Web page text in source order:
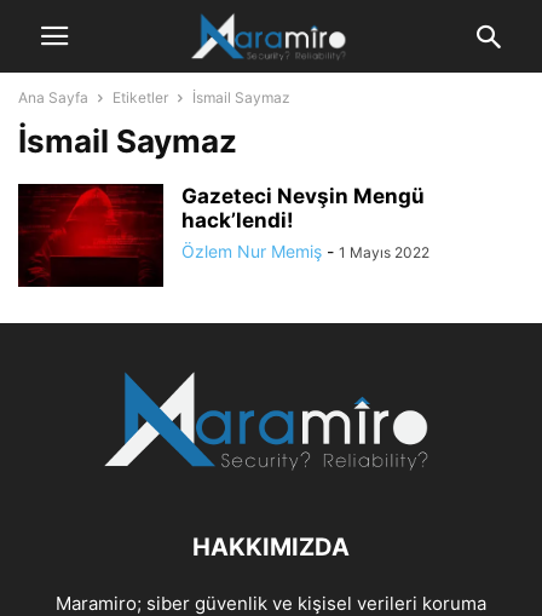
Ana Sayfa Etiketler İsmail Saymaz
İsmail Saymaz
Gazeteci Nevşin Mengü
hack’lendi!
Özlem Nur Memiş - 1 Mayıs 2022
HAKKIMIZDA
Maramiro; siber güvenlik ve kişisel verileri koruma